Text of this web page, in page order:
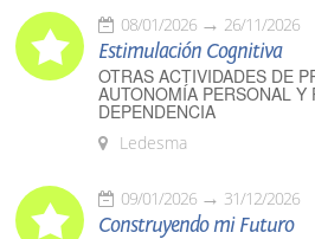
08/01/2026 26/11/2026
Estimulación Cognitiva
OTRAS ACTIVIDADES DE
AUTONOMÍA PERSONAL Y
DEPENDENCIA
Ledesma
09/01/2026 31/12/2026
Construyendo mi Futuro